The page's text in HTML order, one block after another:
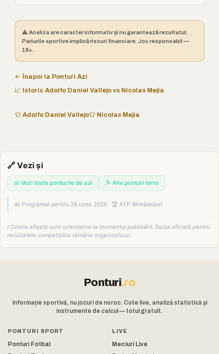
⚠️ Analiza are caracter informativ și nu garantează rezultatul.
Pariurile sportive implică riscuri financiare. Joc responsabil —
18+.
← Înapoi la Ponturi Azi
📈 Istoric Adolfo Daniel Vallejo vs Nicolas Mejia
👕 Adolfo Daniel Vallejo👕 Nicolas Mejia
🔗 Vezi și
📅 Vezi toate ponturile de azi 🎾 Alte ponturi tenis
📅 Programat pentru 29 iunie 2026 · 🏆 ATP Wimbledon
ℹ️ Cotele afișate sunt orientative la momentul publicării. Sursa oficială pentru
rezultatele competițiilor rămâne organizatorul.
Ponturi.ro
Informație sportivă, nu jocuri de noroc. Cote live, analiză statistică și
instrumente de calcul — totul gratuit.
PONTURI SPORT
Ponturi Fotbal
LIVE
Meciuri Live